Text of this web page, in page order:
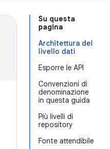
Su questa
pagina
Architettura del
livello dati
Esporre le API
Convenzioni di
denominazione
in questa guida
Più livelli di
repository
Fonte attendibile